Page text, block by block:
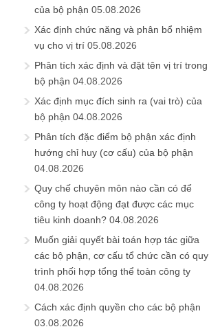
của bộ phận 05.08.2026
Xác định chức năng và phân bổ nhiệm
vụ cho vị trí 05.08.2026
Phân tích xác định và đặt tên vị trí trong
bộ phận 04.08.2026
Xác định mục đích sinh ra (vai trò) của
bộ phận 04.08.2026
Phân tích đặc điểm bộ phận xác định
hướng chỉ huy (cơ cấu) của bộ phận
04.08.2026
Quy chế chuyên môn nào cần có để
công ty hoạt động đạt được các mục
tiêu kinh doanh? 04.08.2026
Muốn giải quyết bài toán hợp tác giữa
các bộ phận, cơ cấu tổ chức cần có quy
trình phối hợp tổng thể toàn công ty
04.08.2026
Cách xác định quyền cho các bộ phận
03.08.2026